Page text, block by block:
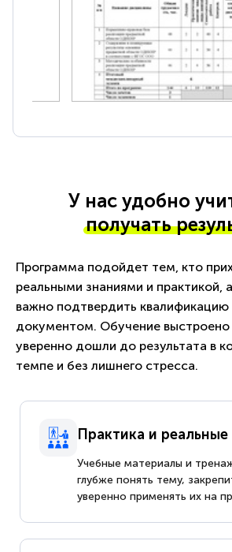
У нас удобно
получать
Программа подойдет тем, кто
реальными знаниями и практикой,
важно подтвердить
документом. Обучение выстроено
уверенно дошли до результата в
темпе и без лишнего стресса.
Практика и реальные
Учебные материалы и
глубже понять тему,
уверенно применять их на